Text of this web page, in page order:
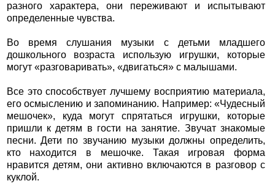
разного характера, они переживают и испытывают
определенные чувства.
Во время слушания музыки с детьми младшего
дошкольного возраста использую игрушки, которые
могут «разговаривать», «двигаться» с малышами.
Все это способствует лучшему восприятию материала,
его осмыслению и запоминанию. Например: «Чудесный
мешочек», куда могут спрятаться игрушки, которые
пришли к детям в гости на занятие. Звучат знакомые
песни. Дети по звучанию музыки должны определить,
кто находится в мешочке. Такая игровая форма
нравится детям, они активно включаются в разговор с
куклой.